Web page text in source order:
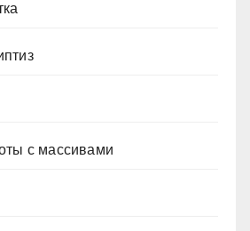
с массивами